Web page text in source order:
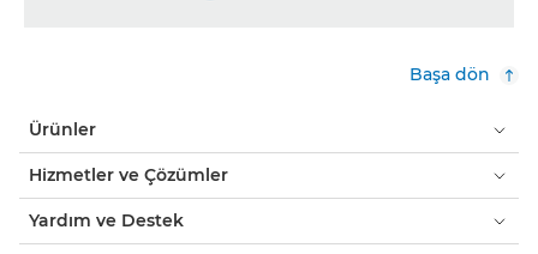
Başa dön
Ürünler
Hizmetler ve Çözümler
Yardım ve Destek